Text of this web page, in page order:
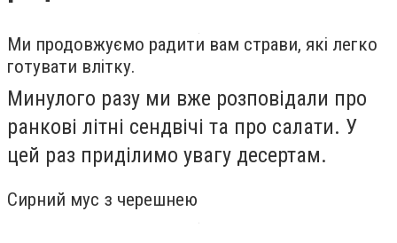
Ми продовжуємо радити вам страви, які легко
готувати влітку.
Минулого разу ми вже розповідали про
ранкові літні сендвічі та про салати. У
цей раз приділимо увагу десертам.
Сирний мус з черешнею